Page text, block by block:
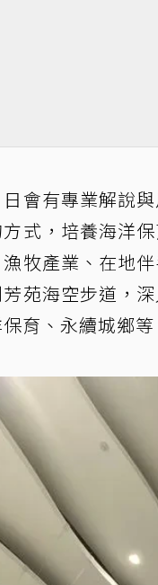
會有專業解說
式，培養海洋
牧產業、在地
苑海空步道，
育、永續城鄉等